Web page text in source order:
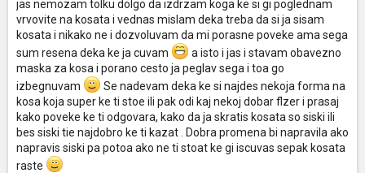
jas nemozam tolku dolgo da izdrzam koga ke si gi poglednam
vrvovite na kosata i vednas mislam deka treba da si ja sisam
kosata i nikako ne i dozvoluvam da mi porasne poveke ama sega
sum resena deka ke ja cuvam
a isto i jas i stavam obavezno
maska za kosa i porano cesto ja peglav sega i toa go
izbegnuvam
Se nadevam deka ke si najdes nekoja forma na
kosa koja super ke ti stoe ili pak odi kaj nekoj dobar flzer i prasaj
kako poveke ke ti odgovara, kako da ja skratis kosata so siski ili
bes siski tie najdobro ke ti kazat . Dobra promena bi napravila ako
napravis siski pa potoa ako ne ti stoat ke gi iscuvas sepak kosata
raste